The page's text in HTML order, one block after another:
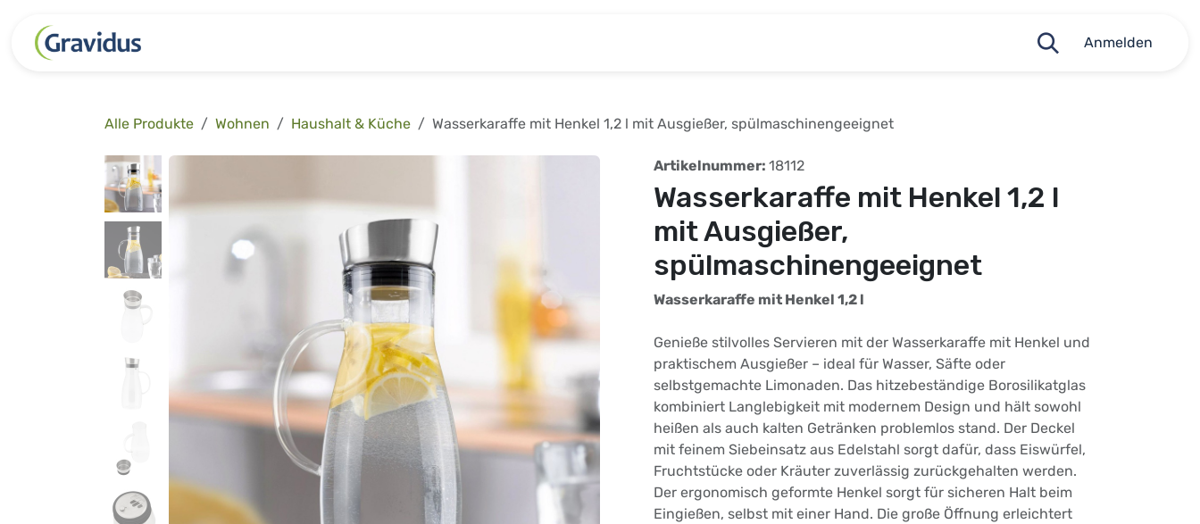
Anmelden
Alle Produkte Wohnen Haushalt & Küche Wasserkaraffe mit Henkel 1,2 l mit Ausgießer, spülmaschinengeeignet
Artikelnummer: 18112
Wasserkaraffe mit Henkel 1,2 l
mit Ausgießer,
spülmaschinengeeignet
Wasserkaraffe mit Henkel 1,2 l
Genieße stilvolles Servieren mit der Wasserkaraffe mit Henkel und
praktischem Ausgießer – ideal für Wasser, Säfte oder
selbstgemachte Limonaden. Das hitzebeständige Borosilikatglas
kombiniert Langlebigkeit mit modernem Design und hält sowohl
heißen als auch kalten Getränken problemlos stand. Der Deckel
mit feinem Siebeinsatz aus Edelstahl sorgt dafür, dass Eiswürfel,
Fruchtstücke oder Kräuter zuverlässig zurückgehalten werden.
Der ergonomisch geformte Henkel sorgt für sicheren Halt beim
Eingießen, selbst mit einer Hand. Die große Öffnung erleichtert